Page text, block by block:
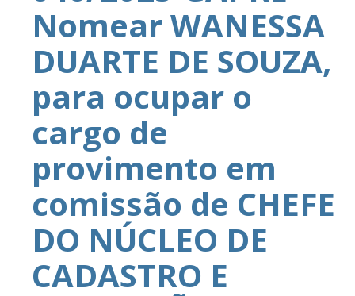
Nomear WANESSA
DUARTE DE SOUZA,
para ocupar o
cargo de
provimento em
comissão de CHEFE
DO NÚCLEO DE
CADASTRO E